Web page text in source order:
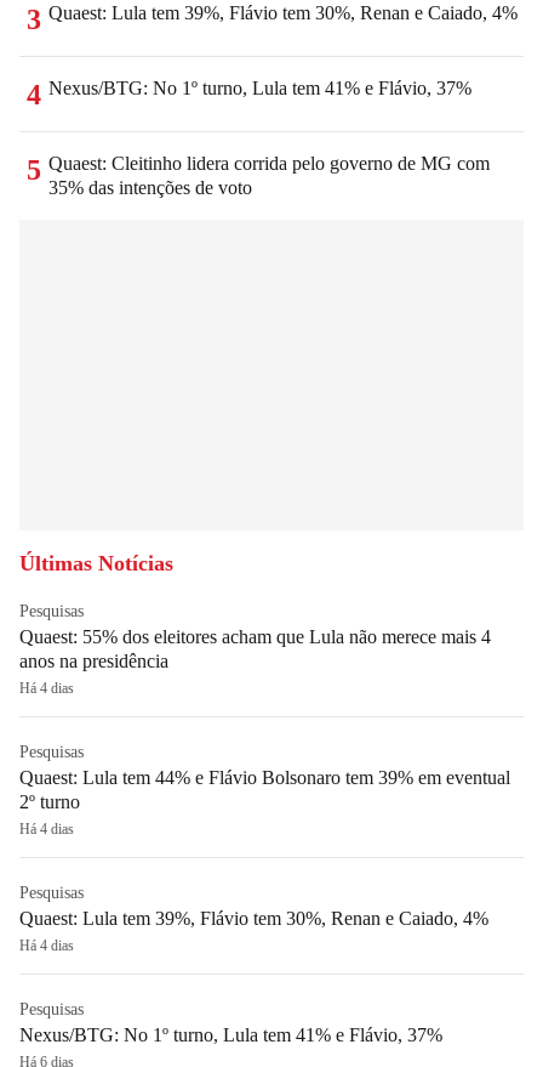
3 Quaest: Lula tem 39%, Flávio tem 30%, Renan e Caiado, 4%
4 Nexus/BTG: No 1º turno, Lula tem 41% e Flávio, 37%
5 Quaest: Cleitinho lidera corrida pelo governo de MG com
35% das intenções de voto
Últimas Notícias
Pesquisas
Quaest: 55% dos eleitores acham que Lula não merece mais 4
anos na presidência
Há 4 dias
Pesquisas
Quaest: Lula tem 44% e Flávio Bolsonaro tem 39% em eventual
2º turno
Há 4 dias
Pesquisas
Quaest: Lula tem 39%, Flávio tem 30%, Renan e Caiado, 4%
Há 4 dias
Pesquisas
Nexus/BTG: No 1º turno, Lula tem 41% e Flávio, 37%
Há 6 dias